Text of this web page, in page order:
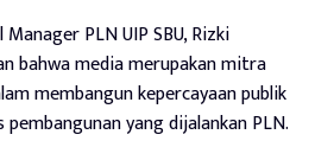
PLN UIP SBU, Rizki
bahwa media merupakan mitra
membangun kepercayaan publik
yang dijalankan PLN.